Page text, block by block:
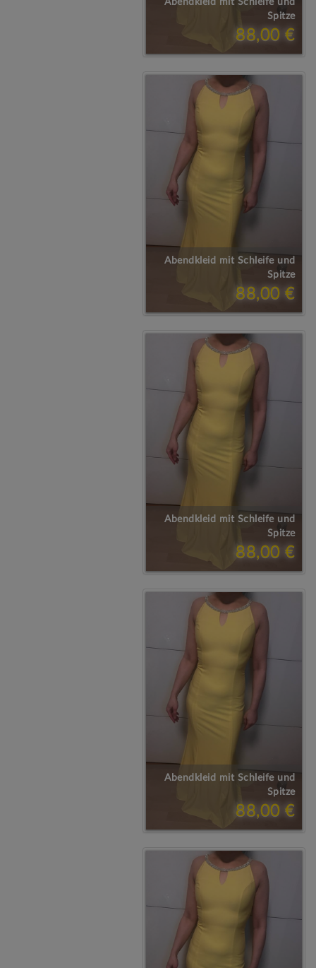
Abendkleid mit Schleife und
Spitze
88,00 €
Abendkleid mit Schleife und
Spitze
88,00 €
Abendkleid mit Schleife und
Spitze
88,00 €
Abendkleid mit Schleife und
Spitze
88,00 €